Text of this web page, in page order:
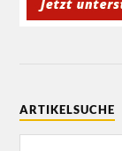
ARTIKELSUCHE